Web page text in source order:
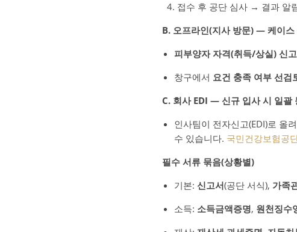
접수 후 공단 심사 → 결과 알
B. 오프라인(지사 방문) — 케이스
피부양자 자격(취득/상실) 신
창구에서 요건 충족 여부 선검
C. 회사 EDI — 신규 입사 시 일괄
인사팀이 전자신고(EDI)로 올
수 있습니다. 국민건강보험공
필수 서류 묶음(상황별)
기본: 신고서(공단 서식), 가족
소득: 소득금액증명, 원천징수